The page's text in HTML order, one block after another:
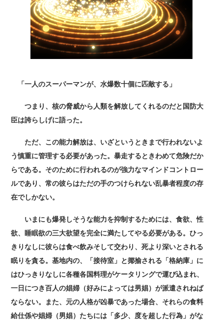
「一人のスーパーマンが、水爆数十個に匹敵する」
つまり、核の脅威から人類を解放してくれるのだと国防大
臣は誇らしげに語った。
ただ、この能力解放は、いざというときまで行われないよ
う慎重に管理する必要があった。暴走するときわめて危険だか
らである。そのために行われるのが強力なマインドコントロー
ルであり、常の彼らはただの手のつけられない乱暴者程度の存
在でしかない。
いまにも爆発しそうな能力を抑制するためには、食欲、性
欲、睡眠欲の三大欲望を完全に満たしてやる必要がある。ひっ
きりなしに彼らは食べ飲みそして交わり、死より深いとされる
眠りを貪る。基地内の、「接待室」と揶揄される「格納庫」に
はひっきりなしに各種各国料理がケータリングで運び込まれ、
一日につき百人の娼婦（好みによっては男娼）が派遣されねば
ならない。また、元の人格が凶暴であった場合、それらの食料
給仕係や娼婦（男娼）たちには「多少、度を超した行為」がな